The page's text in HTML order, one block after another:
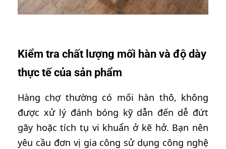
Kiểm tra chất lượng mối hàn và độ dày
thực tế của sản phẩm
Hàng chợ thường có mối hàn thô, không
được xử lý đánh bóng kỹ dẫn đến dễ đứt
gãy hoặc tích tụ vi khuẩn ở kẽ hở. Bạn nên
yêu cầu đơn vị gia công sử dụng công nghệ